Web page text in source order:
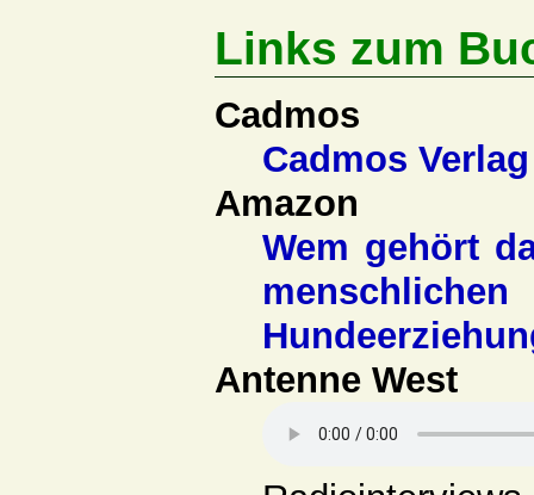
Links zum
Cadmos
Cadmos Verlag
Amazon
Wem gehört
Antenne West